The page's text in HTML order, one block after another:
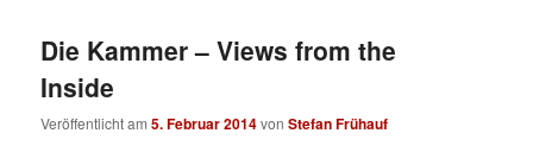
Die Kammer – Views from the
Inside
Veröffentlicht am5. Februar 2014vonStefan Frühauf